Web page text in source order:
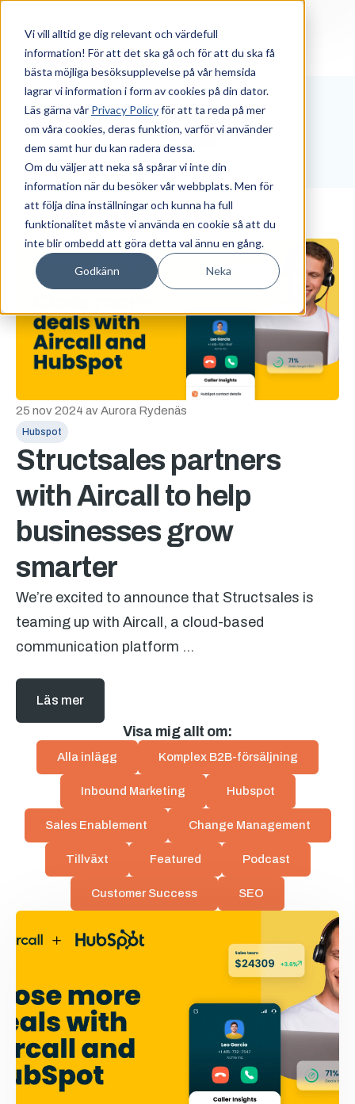
Vi vill alltid ge dig relevant och värdefull
information! För att det ska gå och för att du ska få
bästa möjliga besöksupplevelse på vår hemsida
lagrar vi information i form av cookies på din dator.
Läs gärna vår Privacy Policyför att ta reda på mer
om våra cookies, deras funktion, varför vi använder
dem samt hur du kan radera dessa.
Om du väljer att neka så spårar vi inte din
information när du besöker vår webbplats. Men för
att följa dina inställningar och kunna ha full
funktionalitet måste vi använda en cookie så att du
inte blir ombedd att göra detta val ännu en gång.
Godkänn Neka
Blogg
25 nov 2024 avAurora Rydenäs
Hubspot
Structsales partners
with Aircall to help
businesses grow
smarter
We’re excited to announce that Structsales is
teaming up with Aircall, a cloud-based
communication platform ...
Läs mer
Visa mig allt om:
Alla inlägg Komplex B2B-försäljning
Inbound Marketing Hubspot
Sales Enablement Change Management
Tillväxt Featured Podcast
Customer Success SEO